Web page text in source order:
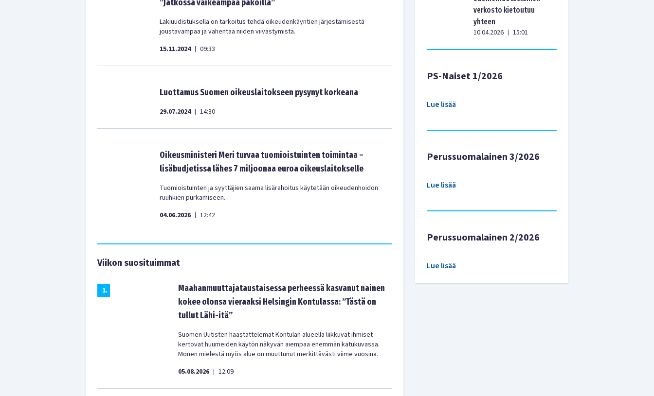
”Jatkossa vaikeampaa pakoilla”
Lakiuudistuksella on tarkoitus tehdä oikeudenkäyntien järjestämisestä
joustavampaa ja vähentää niiden viivästymistä.
15.11.2024 | 09:33
Luottamus Suomen oikeuslaitokseen pysynyt korkeana
29.07.2024 | 14:30
Oikeusministeri Meri turvaa tuomioistuinten toimintaa –
lisäbudjetissa lähes 7 miljoonaa euroa oikeuslaitokselle
Tuomioistuinten ja syyttäjien saama lisärahoitus käytetään oikeudenhoidon
ruuhkien purkamiseen.
04.06.2026 | 12:42
Viikon suosituimmat
1.
Maahanmuuttajataustaisessa perheessä kasvanut nainen
kokee olonsa vieraaksi Helsingin Kontulassa: ”Tästä on
tullut Lähi-itä”
Suomen Uutisten haastattelemat Kontulan alueella liikkuvat ihmiset
kertovat huumeiden käytön näkyvän aiempaa enemmän katukuvassa.
Monen mielestä myös alue on muuttunut merkittävästi viime vuosina.
05.08.2026 | 12:09
verkosto kietoutuu
yhteen
10.04.2026 | 15:01
PS-Naiset 1/2026
Lue lisää
Perussuomalainen 3/2026
Lue lisää
Perussuomalainen 2/2026
Lue lisää